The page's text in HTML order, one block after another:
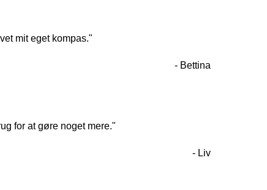
mit eget kompas."
- Bettina
for at gøre noget mere."
- Liv